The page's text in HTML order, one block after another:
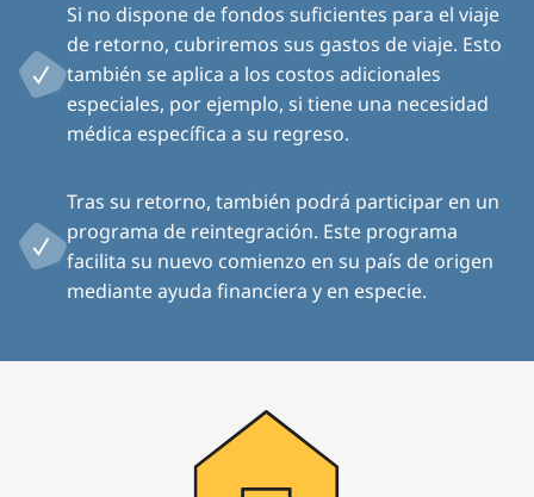
Si no dispone de fondos suficientes para el viaje
de retorno, cubriremos sus gastos de viaje. Esto
también se aplica a los costos adicionales
especiales, por ejemplo, si tiene una necesidad
médica específica a su regreso.
Tras su retorno, también podrá participar en un
programa de reintegración. Este programa
facilita su nuevo comienzo en su país de origen
mediante ayuda financiera y en especie.